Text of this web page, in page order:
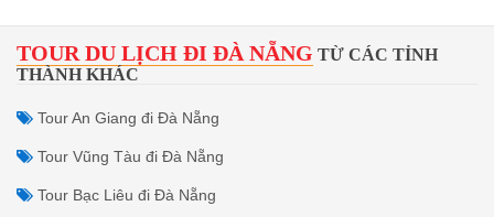
TOUR DU LỊCH ĐI ĐÀ NẴNG TỪ CÁC TỈNH
THÀNH KHÁC
Tour An Giang đi Đà Nẵng
Tour Vũng Tàu đi Đà Nẵng
Tour Bạc Liêu đi Đà Nẵng